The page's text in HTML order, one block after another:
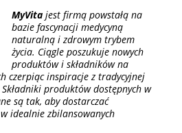
MyVita jest firmą powstałą na
bazie fascynacji medycyną
naturalną i zdrowym trybem
życia. Ciągle poszukuje nowych
produktów i składników na
czerpiąc inspiracje z tradycyjnej
produktów dostępnych w
są tak, aby dostarczać
idealnie zbilansowanych